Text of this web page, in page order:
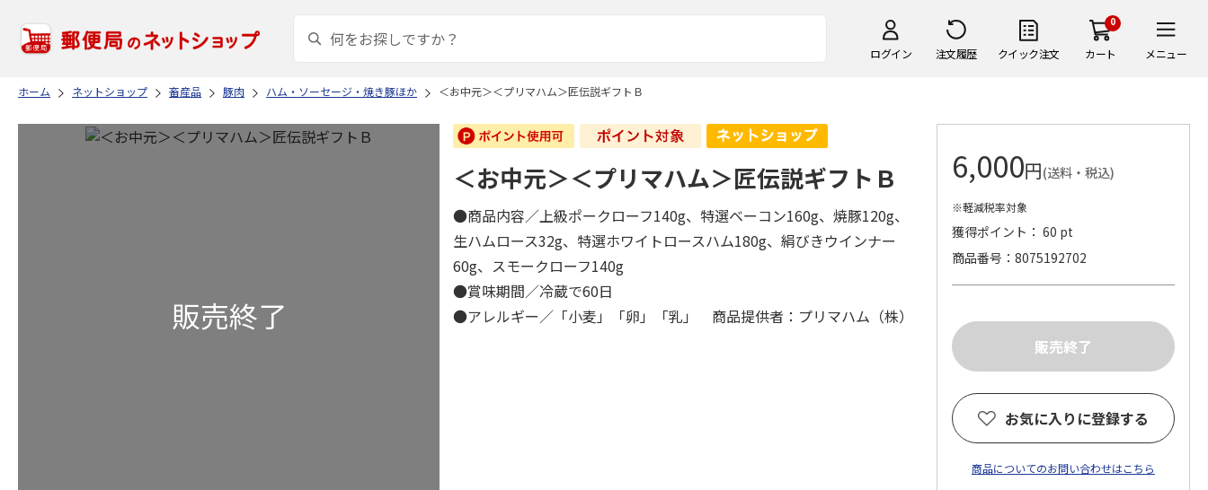
ログイン 注文履歴 クイック注文
0
カート メニュー
ホーム ネットショップ 畜産品 豚肉 ハム・ソーセージ・焼き豚ほか ＜お中元＞＜プリマハム＞匠伝説ギフトＢ
＜お中元＞＜プリマハム＞匠伝説ギフトＢ
●商品内容／上級ポークローフ140g、特選ベーコン160g、焼豚120g、
生ハムロース32g、特選ホワイトロースハム180g、絹びきウインナー
60g、スモークローフ140g
●賞味期間／冷蔵で60日
●アレルギー／「小麦」「卵」「乳」 商品提供者：プリマハム（株）
6,000円(送料・税込)
※軽減税率対象
獲得ポイント： 60 pt
商品番号
8075192702
お気に入りに登録する
商品についてのお問い合わせはこちら